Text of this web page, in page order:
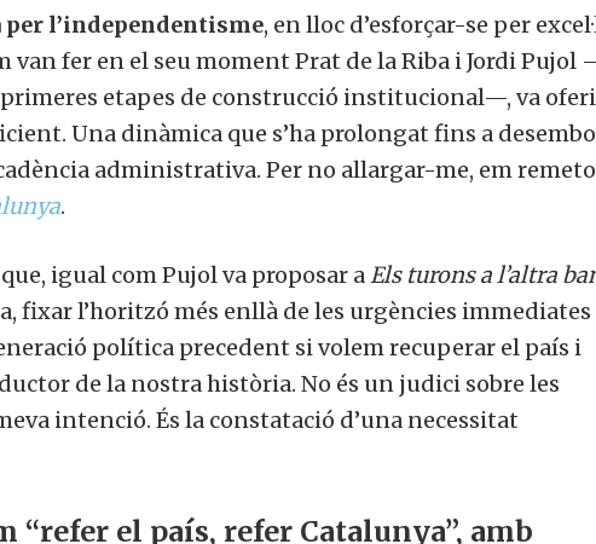
l’independentisme, en lloc d’esforçar-se per
van fer en el seu moment Prat de la Riba i Jordi Pujol
primeres etapes de construcció institucional—, va
Una dinàmica que s’ha prolongat fins a
administrativa. Per no allargar-me, em
.
igual com Pujol va proposar aEls turons a l’altra
fixar l’horitzó més enllà de les urgències immediates
política precedent si volem recuperar el país i
de la nostra història. No és un judici sobre les
intenció. És la constatació d’una necessitat
“refer el país, refer Catalunya”, amb